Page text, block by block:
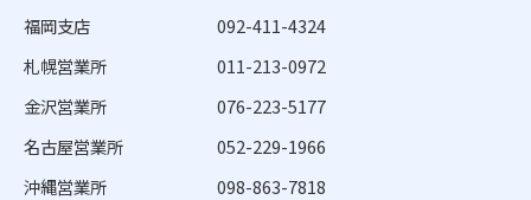
福岡支店
092-411-4324
札幌営業所
011-213-0972
金沢営業所
076-223-5177
名古屋営業所
052-229-1966
沖縄営業所
098-863-7818